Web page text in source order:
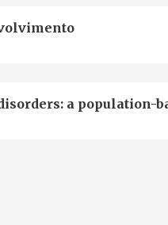
a population-